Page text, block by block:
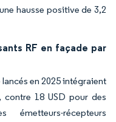
hausse positive de 3,2
RF en façade par
en 2025 intégraient
contre 18 USD pour des
récepteurs